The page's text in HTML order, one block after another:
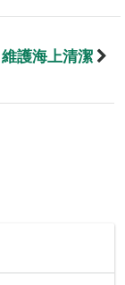
護海上清潔